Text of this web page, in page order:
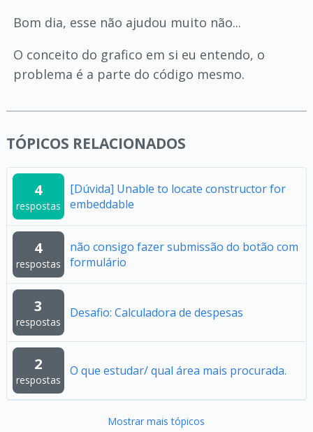
Bom dia, esse não ajudou muito não...
O conceito do grafico em si eu entendo, o
problema é a parte do código mesmo.
TÓPICOS RELACIONADOS
4
respostas
[Dúvida] Unable to locate constructor for
embeddable
4
respostas
não consigo fazer submissão do botão com
formulário
3
respostas
Desafio: Calculadora de despesas
2
respostas
O que estudar/ qual área mais procurada.
Mostrar mais tópicos